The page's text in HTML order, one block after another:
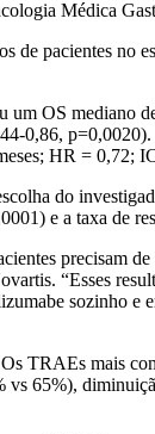
Médica
pacientes no
OS mediano
0,86,
HR = 0,72;
do
e a taxa de
precisam
“Esses
sozinho
TRAEs mais
65%),